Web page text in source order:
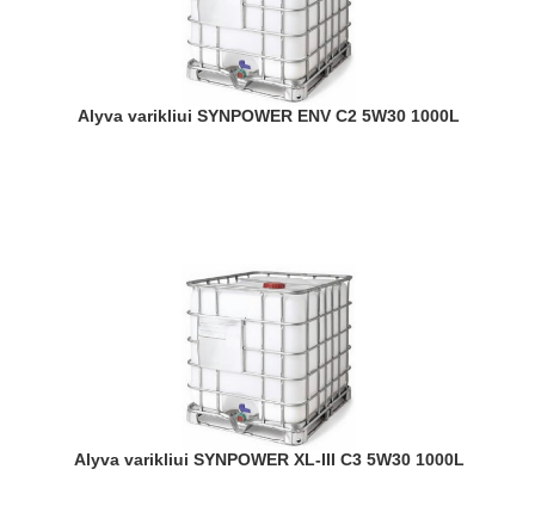
Alyva varikliui SYNPOWER ENV C2 5W30 1000L
Alyva varikliui SYNPOWER XL-III C3 5W30 1000L